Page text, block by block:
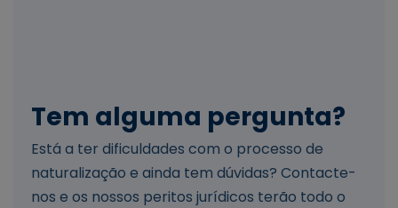
Tem alguma pergunta?
Está a ter dificuldades com o processo de
naturalização e ainda tem dúvidas? Contacte-
nos e os nossos peritos jurídicos terão todo o